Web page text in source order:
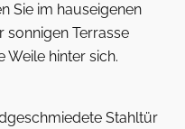
Sie im hauseigenen
sonnigen Terrasse
Weile hinter sich.
Stahltür